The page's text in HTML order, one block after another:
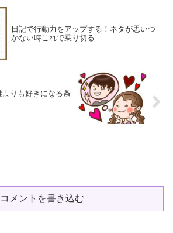
日記で行動力をアップする！ネタが思いつ
かない時これで乗り切る
りも好きになる条
コメントを書き込む